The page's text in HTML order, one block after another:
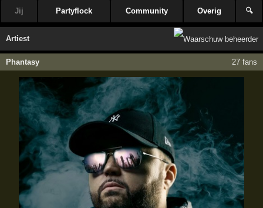
Jij Partyflock Community Overig 🔍
Artiest
Phantasy 27 fans